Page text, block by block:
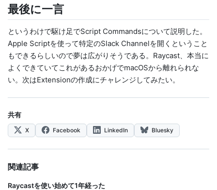
最後に一言
というわけで駆け足でScript Commandsについて説明した。
Apple Scriptを使って特定のSlack Channelを開くということ
もできるらしいので夢は広がりそうである。Raycast、本当に
よくできていてこれがあるおかげでmacOSから離れられな
い。次はExtensionの作成にチャレンジしてみたい。
共有
X Facebook LinkedIn Bluesky
関連記事
Raycastを使い始めて1年経った